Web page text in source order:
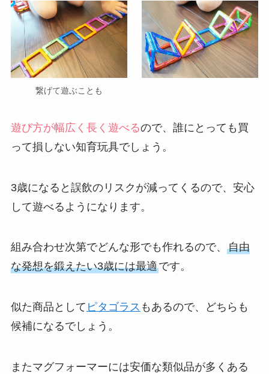
繋げて遊ぶことも
遊び方が幅広く長く遊べるので、誰にとっても買
って損しない知育玩具でしょう。
3歳になると誤飲のリスクが減ってくるので、安心
して遊べるようになります。
組み合わせ次第でどんな形でも作れるので、 自由
な発想を鍛えたい3歳には最適です。
似た商品として ピタゴラス もあるので、どちらも
候補になるでしょう。
またマグフォーマーには安価な類似品が多くある